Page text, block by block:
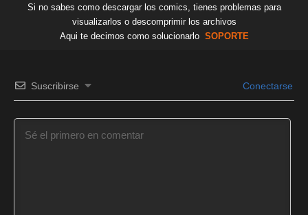
Si no sabes como descargar los comics, tienes problemas para
visualizarlos o descomprimir los archivos
Aqui te decimos como solucionarlo SOPORTE
Suscribirse Conectarse